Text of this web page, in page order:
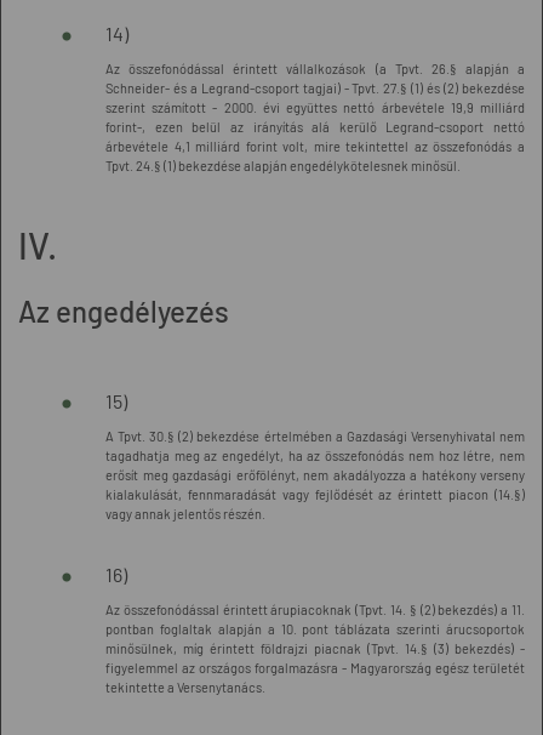
14)
Az összefonódással érintett vállalkozások (a Tpvt. 26.§ alapján a
Schneider- és a Legrand-csoport tagjai) - Tpvt. 27.§ (1) és (2) bekezdése
szerint számított - 2000. évi együttes nettó árbevétele 19,9 milliárd
forint-, ezen belül az irányítás alá kerülő Legrand-csoport nettó
árbevétele 4,1 milliárd forint volt, mire tekintettel az összefonódás a
Tpvt. 24.§ (1) bekezdése alapján engedélykötelesnek minősül.
IV.
Az engedélyezés
15)
A Tpvt. 30.§ (2) bekezdése értelmében a Gazdasági Versenyhivatal nem
tagadhatja meg az engedélyt, ha az összefonódás nem hoz létre, nem
erősít meg gazdasági erőfölényt, nem akadályozza a hatékony verseny
kialakulását, fennmaradását vagy fejlődését az érintett piacon (14.§)
vagy annak jelentős részén.
16)
Az összefonódással érintett árupiacoknak (Tpvt. 14. § (2) bekezdés) a 11.
pontban foglaltak alapján a 10. pont táblázata szerinti árucsoportok
minősülnek, míg érintett földrajzi piacnak (Tpvt. 14.§ (3) bekezdés) -
figyelemmel az országos forgalmazásra - Magyarország egész területét
tekintette a Versenytanács.